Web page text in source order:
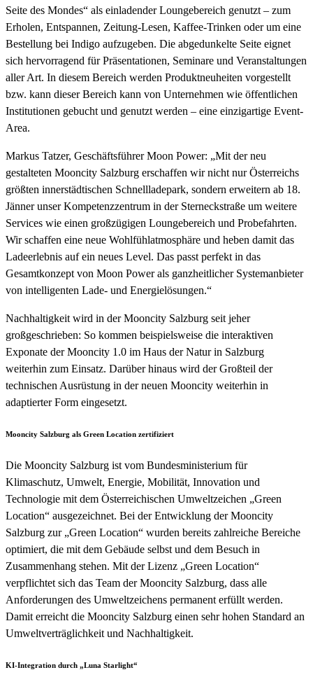
Seite des Mondes“ als einladender Loungebereich genutzt – zum
Erholen, Entspannen, Zeitung-Lesen, Kaffee-Trinken oder um eine
Bestellung bei Indigo aufzugeben. Die abgedunkelte Seite eignet
sich hervorragend für Präsentationen, Seminare und Veranstaltungen
aller Art. In diesem Bereich werden Produktneuheiten vorgestellt
bzw. kann dieser Bereich kann von Unternehmen wie öffentlichen
Institutionen gebucht und genutzt werden – eine einzigartige Event-
Area.
Markus Tatzer, Geschäftsführer Moon Power: „Mit der neu
gestalteten Mooncity Salzburg erschaffen wir nicht nur Österreichs
größten innerstädtischen Schnellladepark, sondern erweitern ab 18.
Jänner unser Kompetenzzentrum in der Sterneckstraße um weitere
Services wie einen großzügigen Loungebereich und Probefahrten.
Wir schaffen eine neue Wohlfühlatmosphäre und heben damit das
Ladeerlebnis auf ein neues Level. Das passt perfekt in das
Gesamtkonzept von Moon Power als ganzheitlicher Systemanbieter
von intelligenten Lade- und Energielösungen.“
Nachhaltigkeit wird in der Mooncity Salzburg seit jeher
großgeschrieben: So kommen beispielsweise die interaktiven
Exponate der Mooncity 1.0 im Haus der Natur in Salzburg
weiterhin zum Einsatz. Darüber hinaus wird der Großteil der
technischen Ausrüstung in der neuen Mooncity weiterhin in
adaptierter Form eingesetzt.
Mooncity Salzburg als Green Location zertifiziert
Die Mooncity Salzburg ist vom Bundesministerium für
Klimaschutz, Umwelt, Energie, Mobilität, Innovation und
Technologie mit dem Österreichischen Umweltzeichen „Green
Location“ ausgezeichnet. Bei der Entwicklung der Mooncity
Salzburg zur „Green Location“ wurden bereits zahlreiche Bereiche
optimiert, die mit dem Gebäude selbst und dem Besuch in
Zusammenhang stehen. Mit der Lizenz „Green Location“
verpflichtet sich das Team der Mooncity Salzburg, dass alle
Anforderungen des Umweltzeichens permanent erfüllt werden.
Damit erreicht die Mooncity Salzburg einen sehr hohen Standard an
Umweltverträglichkeit und Nachhaltigkeit.
KI-Integration durch „Luna Starlight“